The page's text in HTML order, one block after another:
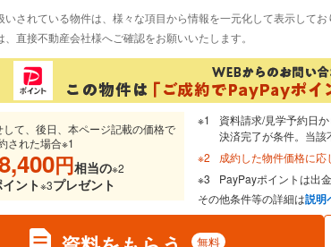
されている物件は、様々な項目から情報を一元化して表示してお
直接不動産会社様へご確認をお願いいたします。
て、後日、本ページ記載の価格で
された場合※1
円相当の※2
ント※3プレゼント
資料請求/見学予約日
決済完了が条件。当
成約した物件価格に
PayPayポイントは出
その他条件等の詳細は説明
無料